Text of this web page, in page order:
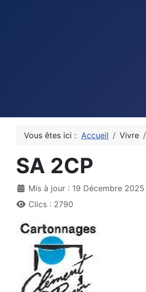
Vous êtes ici : Accueil Vivre
SA 2CP
DétailsMis à jour : 19 Décembre 2025
Clics : 2790